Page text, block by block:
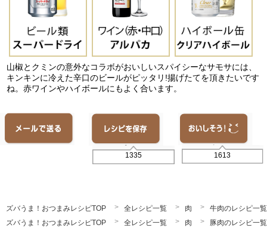
山椒とクミンの意外なコラボがおいしいスパイシーなサモサには、
キンキンに冷えた辛口のビールがピッタリ!揚げたてを頂きたいです
ね。赤ワインやハイボールにもよく合います。
1335 1613
ズバうま！おつまみレシピTOP 全レシピ一覧 肉
牛肉のレシピ一覧
ズバうま！おつまみレシピTOP
全レシピ一覧 肉 豚肉のレシピ一覧